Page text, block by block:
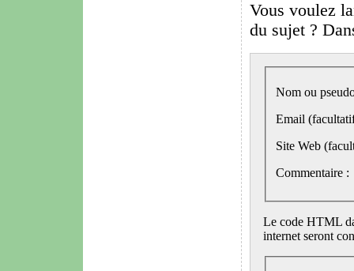
Vous voulez
du sujet ?
Nom ou
Email
Site Web
Commentaire :
Le code HTML
internet seront